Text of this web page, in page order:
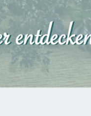
Erleben